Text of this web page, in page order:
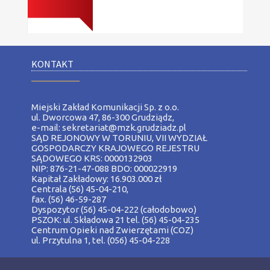
KONTAKT
Miejski Zakład Komunikacji Sp. z o.o.
ul. Dworcowa 47, 86-300 Grudziądz,
e-mail: sekretariat@mzk.grudziadz.pl
SĄD REJONOWY W TORUNIU, VII WYDZIAŁ
GOSPODARCZY KRAJOWEGO REJESTRU
SĄDOWEGO KRS: 0000132903
NIP: 876-21-47-088 BDO: 000022919
Kapitał Zakładowy: 16.903.000 zł
Centrala (56) 45-04-210,
fax. (56) 46-59-287
Dyspozytor (56) 45-04-222 (całodobowo)
PSZOK: ul. Składowa 21 tel. (56) 45-04-235
Centrum Opieki nad Zwierzętami (COZ)
ul. Przytulna 1, tel. (056) 45-04-228